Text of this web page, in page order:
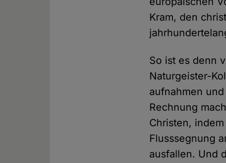
Kram, den
So ist es denn
Naturgeister-
aufnahmen
Rechnung
Christen,
Flusssegnung
ausfallen. Und